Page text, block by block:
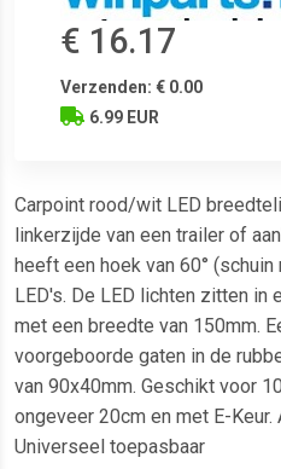
€ 16.17
Verzenden: € 0.00
6.99 EUR
Carpoint rood/wit LED
linkerzijde van een trailer of
heeft een hoek van 60°
LED's. De LED lichten zitten in
met een breedte van 150mm.
voorgeboorde gaten in de
van 90x40mm. Geschikt voor
ongeveer 20cm en met E-Keur.
Universeel toepasbaar